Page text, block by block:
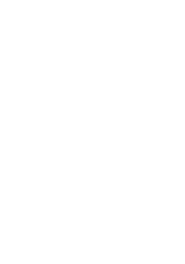
thể thao Quang Tiến " ).